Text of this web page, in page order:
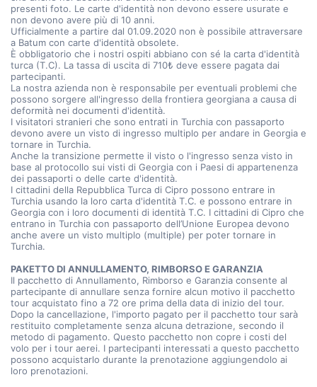
presenti foto. Le carte d'identità non devono essere usurate e
non devono avere più di 10 anni.
Ufficialmente a partire dal 01.09.2020 non è possibile attraversare
a Batum con carte d'identità obsolete.
È obbligatorio che i nostri ospiti abbiano con sé la carta d'identità
turca (T.C). La tassa di uscita di 710₺ deve essere pagata dai
partecipanti.
La nostra azienda non è responsabile per eventuali problemi che
possono sorgere all'ingresso della frontiera georgiana a causa di
deformità nei documenti d'identità.
I visitatori stranieri che sono entrati in Turchia con passaporto
devono avere un visto di ingresso multiplo per andare in Georgia e
tornare in Turchia.
Anche la transizione permette il visto o l'ingresso senza visto in
base al protocollo sui visti di Georgia con i Paesi di appartenenza
dei passaporti o delle carte d'identità.
I cittadini della Repubblica Turca di Cipro possono entrare in
Turchia usando la loro carta d'identità T.C. e possono entrare in
Georgia con i loro documenti di identità T.C. I cittadini di Cipro che
entrano in Turchia con passaporto dell’Unione Europea devono
anche avere un visto multiplo (multiple) per poter tornare in
Turchia.
PAKETTO DI ANNULLAMENTO, RIMBORSO E GARANZIA
Il pacchetto di Annullamento, Rimborso e Garanzia consente al
partecipante di annullare senza fornire alcun motivo il pacchetto
tour acquistato fino a 72 ore prima della data di inizio del tour.
Dopo la cancellazione, l'importo pagato per il pacchetto tour sarà
restituito completamente senza alcuna detrazione, secondo il
metodo di pagamento. Questo pacchetto non copre i costi del
volo per i tour aerei. I partecipanti interessati a questo pacchetto
possono acquistarlo durante la prenotazione aggiungendolo ai
loro prenotazioni.